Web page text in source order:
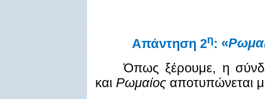
Απάντηση 2η: «
Όπως ξέρουμε, η
και Ρωμαίος αποτυπώνεται